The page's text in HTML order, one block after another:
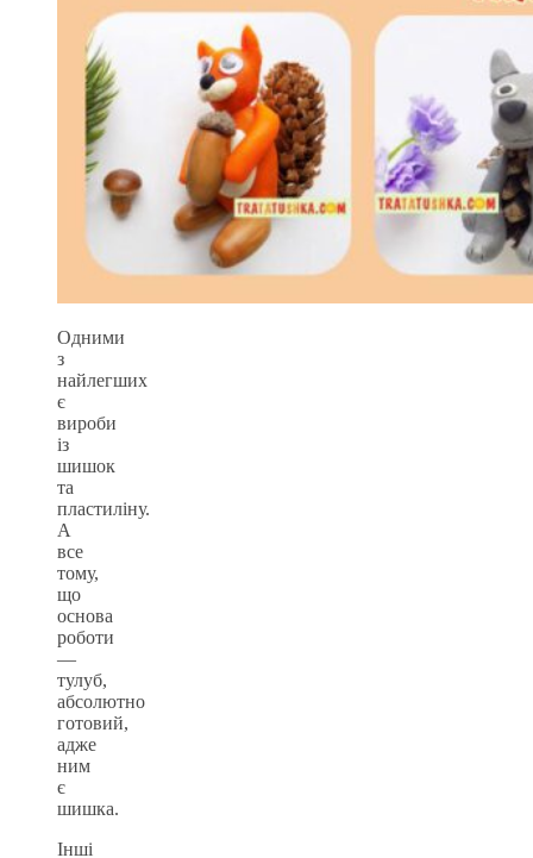
Одними
з
найлегших
є
вироби
із
шишок
та
пластиліну.
А
все
тому,
що
основа
роботи
—
тулуб,
абсолютно
готовий,
адже
ним
є
шишка.
Інші